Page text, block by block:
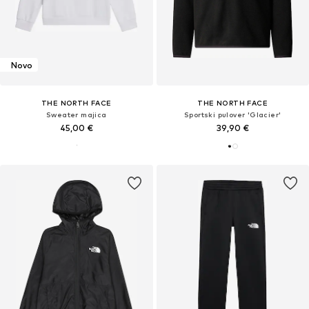
Novo
THE NORTH FACE
Sweater majica
45,00 €
THE NORTH FACE
Sportski pulover 'Glacier'
39,90 €